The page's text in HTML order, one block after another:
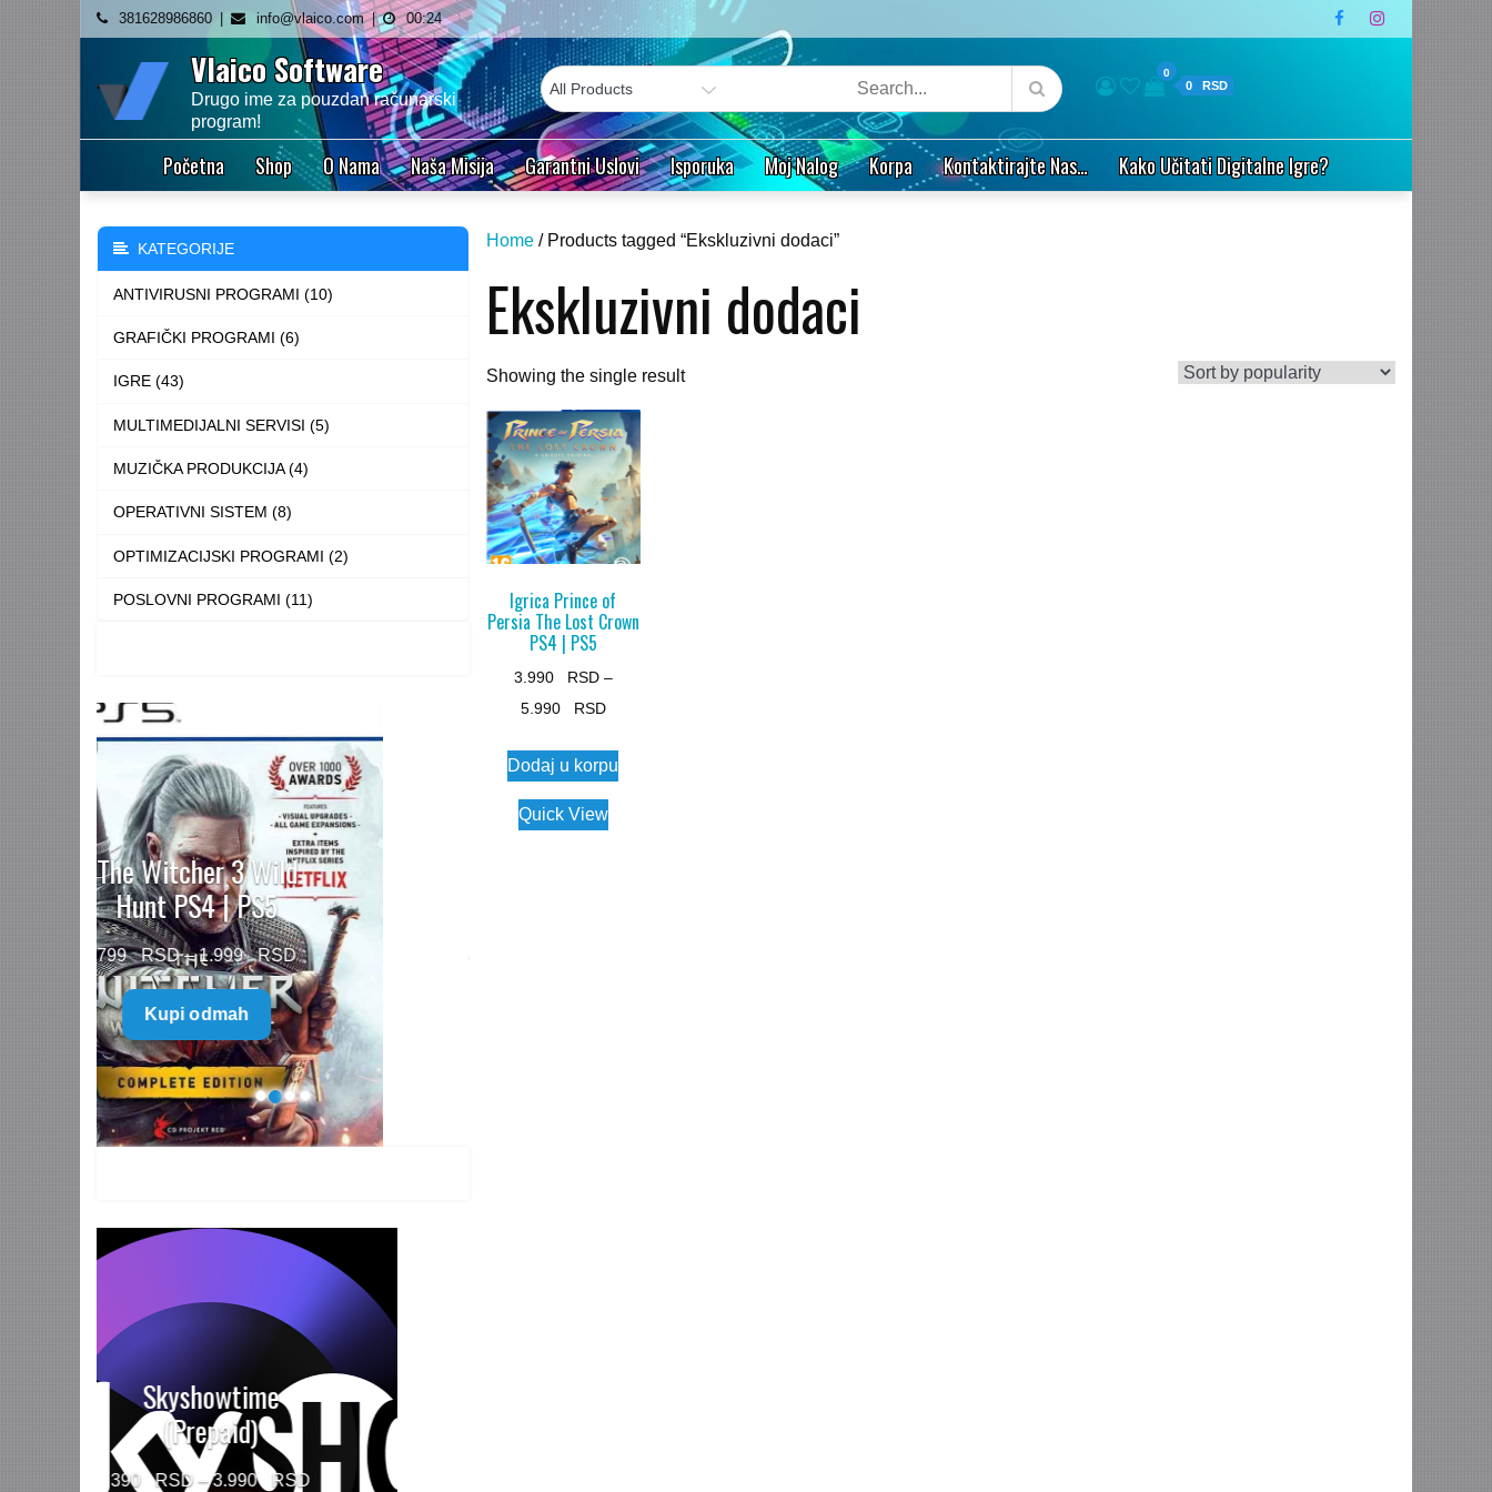
Skip
content
381628986860 info@vlaico.com 00:24
Vlaico Software
Drugo ime za pouzdan računarski
program!
0
0
Početna Shop O Nama Naša Misija Garantni Uslovi Isporuka Moj Nalog Korpa Kontaktirajte Nas… Kako Učitati Digitalne Igre?
Home / Products tagged “Ekskluzivni dodaci”
Ekskluzivni dodaci
Showing the single result
Igrica Prince of
Persia The Lost Crown
PS4 | PS5
3.990
–
5.990
Price
3.990 $
through
5.990 $
Dodaj u korpu
This
product
Quick View
KATEGORIJE
ANTIVIRUSNI PROGRAMI (10)
GRAFIČKI PROGRAMI (6)
IGRE (43)
MULTIMEDIJALNI SERVISI (5)
MUZIČKA PRODUKCIJA (4)
OPERATIVNI SISTEM (8)
OPTIMIZACIJSKI PROGRAMI (2)
POSLOVNI PROGRAMI (11)
Need for Speed™
Unbound PS5
499 – 1.499
Kupi odmah
HBO MAX Premium
(Prepaid)
790 – 5.960 Price